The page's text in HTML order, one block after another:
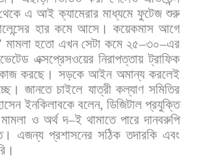
এ আই ক্যামেরার মাধ্যমে ফুটেজ শুরু
হার কমে আসে। কয়েকমাস আগে
মামলা হতো এখন সেটা কমে ২৫–৩০–এর
এক্সপ্রেসওয়ের নিরাপত্তায় ট্রাফিক
করছে। সড়কে আইন অমান্য করলেই
জানতে চাইলে যাত্রী কল্যাণ সমিতির
ইনকিলাবকে বলেন, ডিজিটাল প্রযুক্তি
মামলা ও অর্থ দ–ই থামাতে পারে দানবরুপি
এজন্য প্রশাসনের সঠিক তদারকি এবং